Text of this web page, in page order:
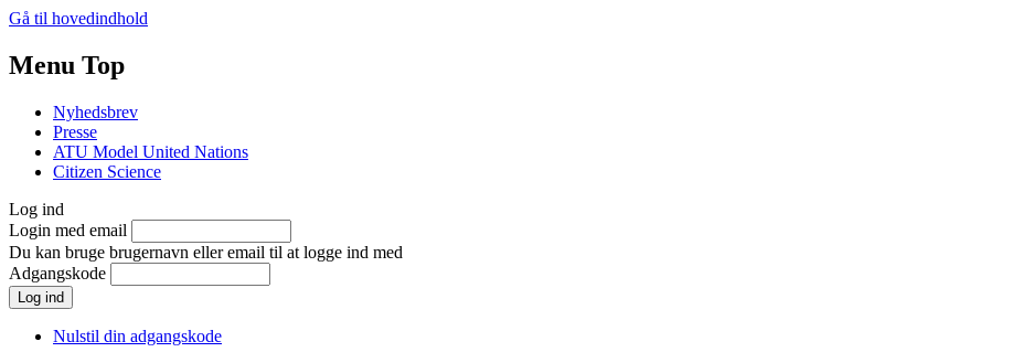
Gå til hovedindhold
Menu Top
Nyhedsbrev
Presse
ATU Model United Nations
Citizen Science
Log ind
Login med email
Du kan bruge brugernavn eller email til at logge ind med
Adgangskode
Nulstil din adgangskode